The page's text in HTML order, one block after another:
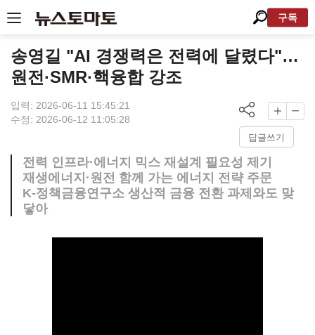
구독
송영길 "AI 경쟁력은 전력에 달렸다"…
원전·SMR·핵융합 강조
입력: 2026-06-11 15:45:21
수정: 2026-06-12 11:05:28
답글쓰기
전력 인프라·에너지 믹스 재설계 필요성 제기
재생에너지·원전 함께 가는 에너지 전략 주문
K-정책금융연구소 생산적 금융 전환 과제와도 맞
닿아